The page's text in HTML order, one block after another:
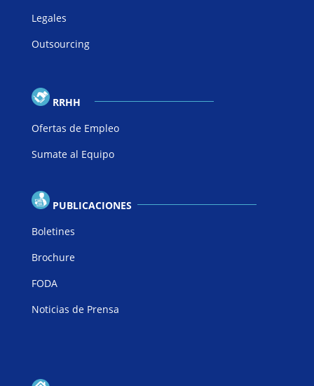
Legales
Outsourcing
RRHH
Ofertas de Empleo
Sumate al Equipo
PUBLICACIONES
Boletines
Brochure
FODA
Noticias de Prensa